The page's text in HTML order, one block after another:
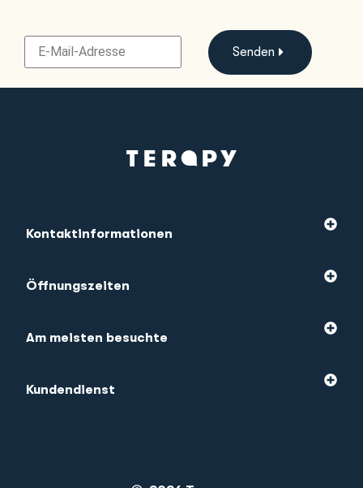
Senden
Kontaktinformationen
Öffnungszeiten
Am meisten besuchte
Kundendienst